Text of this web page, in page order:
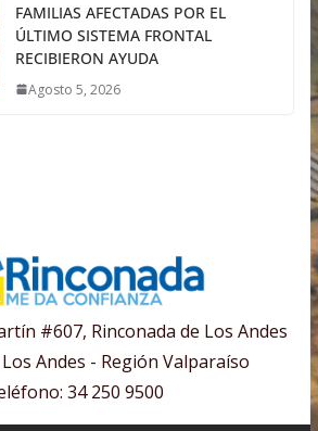
FAMILIAS AFECTADAS POR EL
ÚLTIMO SISTEMA FRONTAL
RECIBIERON AYUDA
Agosto 5, 2026
#607, Rinconada de Los Andes
Andes - Región Valparaíso
34 250 9500